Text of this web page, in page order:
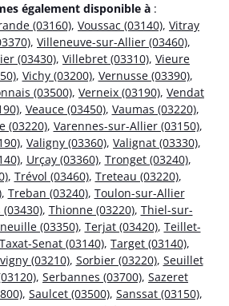
également disponible à :
(03160), Voussac (03140), Vitray
, Villeneuve-sur-Allier (03460),
(03430), Villebret (03310), Vieure
, Vichy (03200), Vernusse (03390),
(03500), Verneix (03190), Vendat
, Veauce (03450), Vaumas (03220),
(03220), Varennes-sur-Allier (03150),
, Valigny (03360), Valignat (03330),
, Urçay (03360), Tronget (03240),
, Trévol (03460), Treteau (03220),
, Treban (03240), Toulon-sur-Allier
, Thionne (03220), Thiel-sur-
(03350), Terjat (03420), Teillet-
Taxat-Senat (03140), Target (03140),
(03210), Sorbier (03220), Seuillet
, Serbannes (03700), Sazeret
, Saulcet (03500), Sanssat (03150),